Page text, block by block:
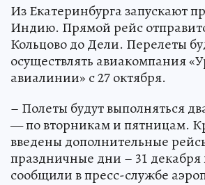
Из Екатеринбурга запускают
Индию. Прямой рейс
Кольцово до Дели. Перелеты
осуществлять авиакомпания
авиалинии» с 27 октября.
– Полеты будут выполняться
— по вторникам и пятницам.
введены дополнительные
праздничные дни – 31 декабря
сообщили в пресс-службе